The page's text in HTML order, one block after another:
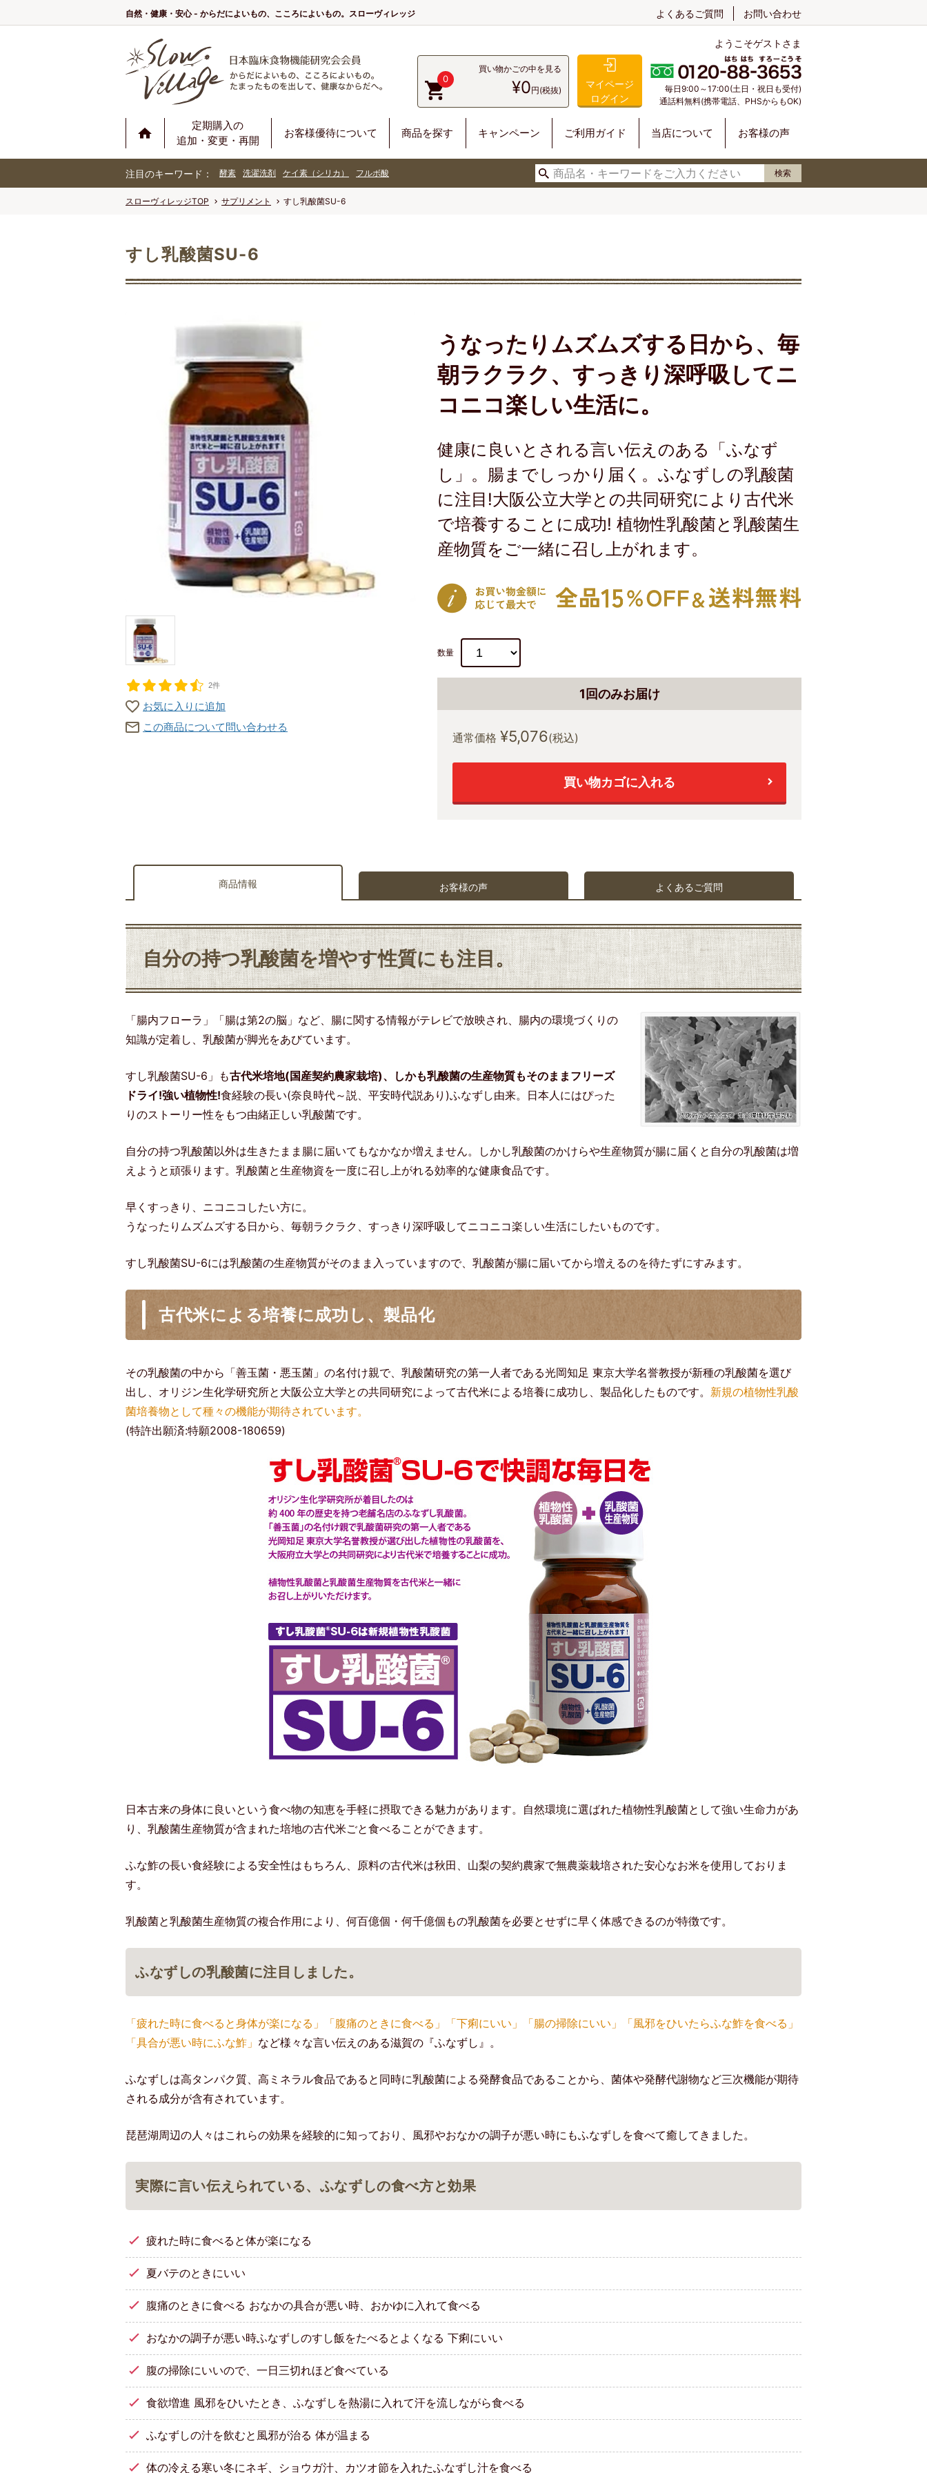
自然・健康・安心 - からだによいもの、こころによいもの。スローヴィレッジ よくあるご質問 お問い合わせ
ようこそゲストさま
0
買い物かごの中を見る
¥0円(税抜)
マイページ
ログイン
毎日9:00～17:00(土日・祝日も受付)
通話料無料(携帯電話、PHSからもOK)
定期購入の
追加・変更・再開
お客様優待について 商品を探す キャンペーン ご利用ガイド 当店について お客様の声
注目のキーワード： 酵素 洗濯洗剤 ケイ素（シリカ） フルボ酸 検索
スローヴィレッジTOP サプリメント すし乳酸菌SU-6
すし乳酸菌SU-6
2件
お気に入りに追加
この商品について問い合わせる
うなったりムズムズする日から、毎
朝ラクラク、すっきり深呼吸してニ
コニコ楽しい生活に。
健康に良いとされる言い伝えのある「ふなず
し」。腸までしっかり届く。ふなずしの乳酸菌
に注目!大阪公立大学との共同研究により古代米
で培養することに成功! 植物性乳酸菌と乳酸菌生
産物質をご一緒に召し上がれます。
数量
1回のみお届け
通常価格 ¥5,076(税込)
買い物カゴに入れる
商品情報 お客様の声 よくあるご質問
自分の持つ乳酸菌を増やす性質にも注目。
「腸内フローラ」「腸は第2の脳」など、腸に関する情報がテレビで放映され、腸内の環境づくりの
知識が定着し、乳酸菌が脚光をあびています。
すし乳酸菌SU-6」も古代米培地(国産契約農家栽培)、しかも乳酸菌の生産物質もそのままフリーズ
ドライ!強い植物性!食経験の長い(奈良時代～説、平安時代説あり)ふなずし由来。日本人にはぴった
りのストーリー性をもつ由緒正しい乳酸菌です。
自分の持つ乳酸菌以外は生きたまま腸に届いてもなかなか増えません。しかし乳酸菌のかけらや生産物質が腸に届くと自分の乳酸菌は増
えようと頑張ります。乳酸菌と生産物資を一度に召し上がれる効率的な健康食品です。
早くすっきり、ニコニコしたい方に。
うなったりムズムズする日から、毎朝ラクラク、すっきり深呼吸してニコニコ楽しい生活にしたいものです。
すし乳酸菌SU-6には乳酸菌の生産物質がそのまま入っていますので、乳酸菌が腸に届いてから増えるのを待たずにすみます。
古代米による培養に成功し、製品化
その乳酸菌の中から「善玉菌・悪玉菌」の名付け親で、乳酸菌研究の第一人者である光岡知足 東京大学名誉教授が新種の乳酸菌を選び
出し、オリジン生化学研究所と大阪公立大学との共同研究によって古代米による培養に成功し、製品化したものです。 新規の植物性乳酸
菌培養物として種々の機能が期待されています。
(特許出願済:特願2008-180659)
日本古来の身体に良いという食べ物の知恵を手軽に摂取できる魅力があります。自然環境に選ばれた植物性乳酸菌として強い生命力があ
り、乳酸菌生産物質が含まれた培地の古代米ごと食べることができます。
ふな鮓の長い食経験による安全性はもちろん、原料の古代米は秋田、山梨の契約農家で無農薬栽培された安心なお米を使用しておりま
す。
乳酸菌と乳酸菌生産物質の複合作用により、何百億個・何千億個もの乳酸菌を必要とせずに早く体感できるのが特徴です。
ふなずしの乳酸菌に注目しました。
「疲れた時に食べると身体が楽になる」「腹痛のときに食べる」「下痢にいい」「腸の掃除にいい」「風邪をひいたらふな鮓を食べる」
「具合が悪い時にふな鮓」 など様々な言い伝えのある滋賀の『ふなずし』。
ふなずしは高タンパク質、高ミネラル食品であると同時に乳酸菌による発酵食品であることから、菌体や発酵代謝物など三次機能が期待
される成分が含有されています。
琵琶湖周辺の人々はこれらの効果を経験的に知っており、風邪やおなかの調子が悪い時にもふなずしを食べて癒してきました。
実際に言い伝えられている、ふなずしの食べ方と効果
疲れた時に食べると体が楽になる
夏バテのときにいい
腹痛のときに食べる おなかの具合が悪い時、おかゆに入れて食べる
おなかの調子が悪い時ふなずしのすし飯をたべるとよくなる 下痢にいい
腹の掃除にいいので、一日三切れほど食べている
食欲増進 風邪をひいたとき、ふなずしを熱湯に入れて汗を流しながら食べる
ふなずしの汁を飲むと風邪が治る 体が温まる
体の冷える寒い冬にネギ、ショウガ汁、カツオ節を入れたふなずし汁を食べる